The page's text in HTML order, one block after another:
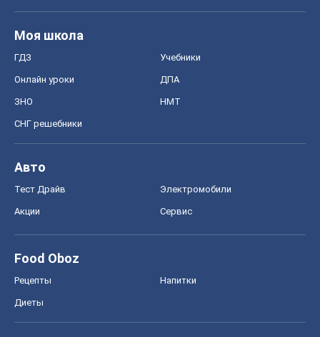
Моя школа
ГДЗ Учебники
Онлайн уроки ДПА
ЗНО НМТ
СНГ решебники
Авто
Тест Драйв Электромобили
Акции Сервис
Food Oboz
Рецепты Напитки
Диеты